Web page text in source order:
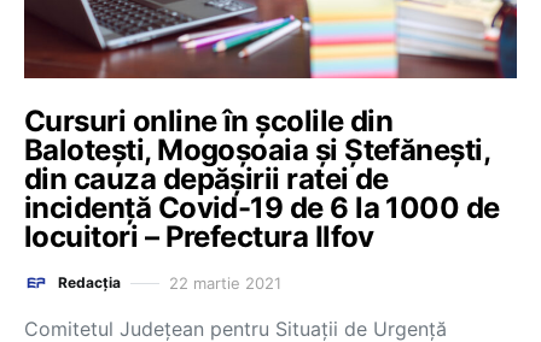
Cursuri online în școlile din
Balotești, Mogoșoaia și Ștefănești,
din cauza depășirii ratei de
incidență Covid-19 de 6 la 1000 de
locuitori – Prefectura Ilfov
Redacția 22 martie 2021
Comitetul Judeţean pentru Situaţii de Urgenţă